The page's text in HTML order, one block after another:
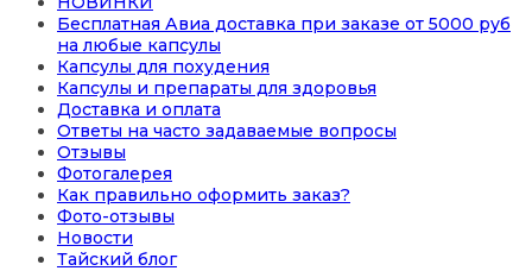
Бесплатная Авиа доставка при заказе от 5000 руб
на любые капсулы
Капсулы для похудения
Капсулы и препараты для здоровья
Доставка и оплата
Ответы на часто задаваемые вопросы
Отзывы
Фотогалерея
Как правильно оформить заказ?
Фото-отзывы
Новости
Тайский блог